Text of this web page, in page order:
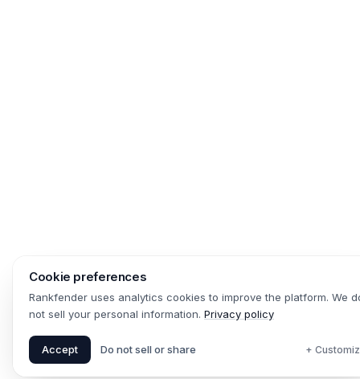
Cookie preferences
Rankfender uses analytics cookies to improve the platform. We
not sell your personal information. Privacy policy
Accept Do not sell or share +